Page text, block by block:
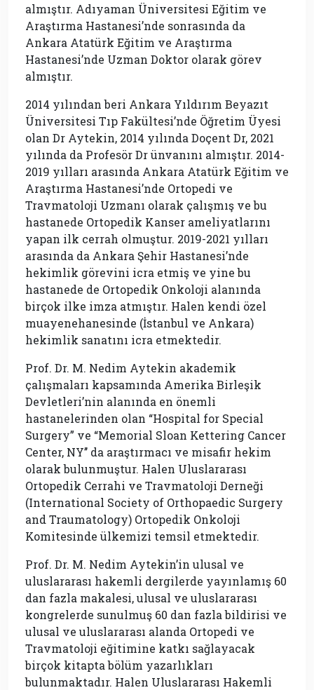
almıştır. Adıyaman Üniversitesi Eğitim ve
Araştırma Hastanesi’nde sonrasında da
Ankara Atatürk Eğitim ve Araştırma
Hastanesi’nde Uzman Doktor olarak görev
almıştır.
2014 yılından beri Ankara Yıldırım Beyazıt
Üniversitesi Tıp Fakültesi’nde Öğretim Üyesi
olan Dr Aytekin, 2014 yılında Doçent Dr, 2021
yılında da Profesör Dr ünvanını almıştır. 2014-
2019 yılları arasında Ankara Atatürk Eğitim ve
Araştırma Hastanesi’nde Ortopedi ve
Travmatoloji Uzmanı olarak çalışmış ve bu
hastanede Ortopedik Kanser ameliyatlarını
yapan ilk cerrah olmuştur. 2019-2021 yılları
arasında da Ankara Şehir Hastanesi’nde
hekimlik görevini icra etmiş ve yine bu
hastanede de Ortopedik Onkoloji alanında
birçok ilke imza atmıştır. Halen kendi özel
muayenehanesinde (İstanbul ve Ankara)
hekimlik sanatını icra etmektedir.
Prof. Dr. M. Nedim Aytekin akademik
çalışmaları kapsamında Amerika Birleşik
Devletleri’nin alanında en önemli
hastanelerinden olan “Hospital for Special
Surgery” ve “Memorial Sloan Kettering Cancer
Center, NY’’ da araştırmacı ve misafir hekim
olarak bulunmuştur. Halen Uluslararası
Ortopedik Cerrahi ve Travmatoloji Derneği
(International Society of Orthopaedic Surgery
and Traumatology) Ortopedik Onkoloji
Komitesinde ülkemizi temsil etmektedir.
Prof. Dr. M. Nedim Aytekin’in ulusal ve
uluslararası hakemli dergilerde yayınlamış 60
dan fazla makalesi, ulusal ve uluslararası
kongrelerde sunulmuş 60 dan fazla bildirisi ve
ulusal ve uluslararası alanda Ortopedi ve
Travmatoloji eğitimine katkı sağlayacak
birçok kitapta bölüm yazarlıkları
bulunmaktadır. Halen Uluslararası Hakemli